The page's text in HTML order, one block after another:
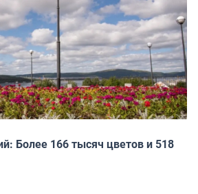
Более 166 тысяч цветов и 518